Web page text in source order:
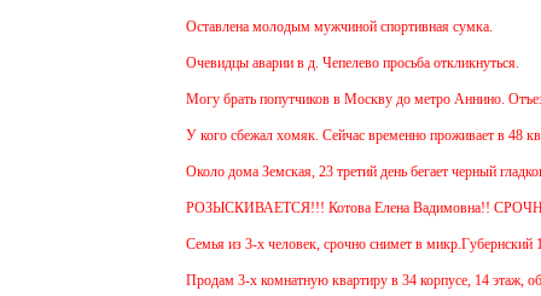
Оставлена молодым мужчиной спортивная сумка.
Очевидцы аварии в д. Чепелево просьба откликнуться.
Могу брать попутчиков в Москву до метро Аннино.
У кого сбежал хомяк. Сейчас временно проживает в 48
Около дома Земская, 23 третий день бегает черный
РОЗЫСКИВАЕТСЯ!!! Котова Елена Вадимовна!!
Семья из 3-х человек, срочно снимет в микр.Губернский 1
Продам 3-х комнатную квартиру в 34 корпусе, 14 этаж,